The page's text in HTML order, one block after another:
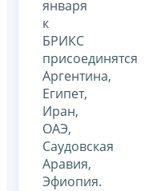
января
к
БРИКС
присоединятся
Аргентина,
Египет,
Иран,
ОАЭ,
Саудовская
Аравия,
Эфиопия.